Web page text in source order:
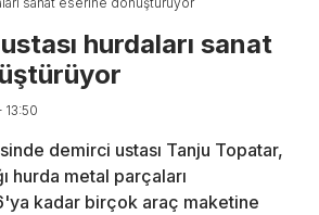
hurdaları sanat
13:50
demirci ustası Tanju Topatar,
hurda metal parçaları
kadar birçok araç maketine